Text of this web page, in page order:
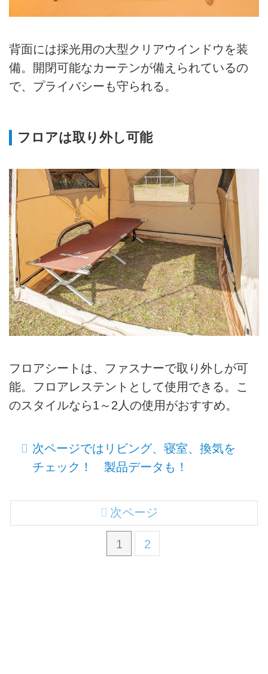
背面には採光用の大型クリアウインドウを装
備。開閉可能なカーテンが備えられているの
で、プライバシーも守られる。
フロアは取り外し可能
フロアシートは、ファスナーで取り外しが可
能。フロアレステントとして使用できる。こ
のスタイルなら1～2人の使用がおすすめ。
次ページではリビング、寝室、換気を
チェック！ 製品データも！
1 2
次ページ